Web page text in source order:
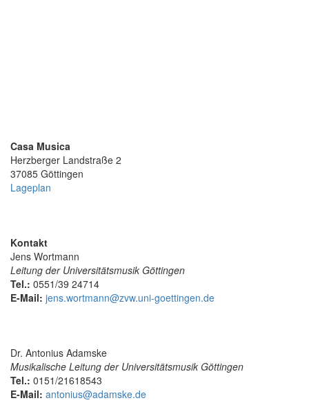
Casa Musica
Herzberger Landstraße 2
37085 Göttingen
Lageplan
Kontakt
Jens Wortmann
Leitung der Universitätsmusik Göttingen
Tel.: 0551/39 24714
E-Mail: jens.wortmann@zvw.uni-goettingen.de
Dr. Antonius Adamske
Musikalische Leitung der Universitätsmusik Göttingen
Tel.: 0151/21618543
E-Mail: antonius@adamske.de